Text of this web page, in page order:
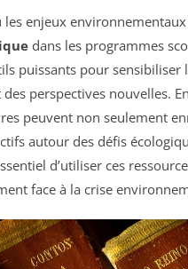
enjeux
dans les programmes
puissants pour sensibiliser
perspectives nouvelles.
peuvent non seulement
autour des défis
d’utiliser ces
face à la crise